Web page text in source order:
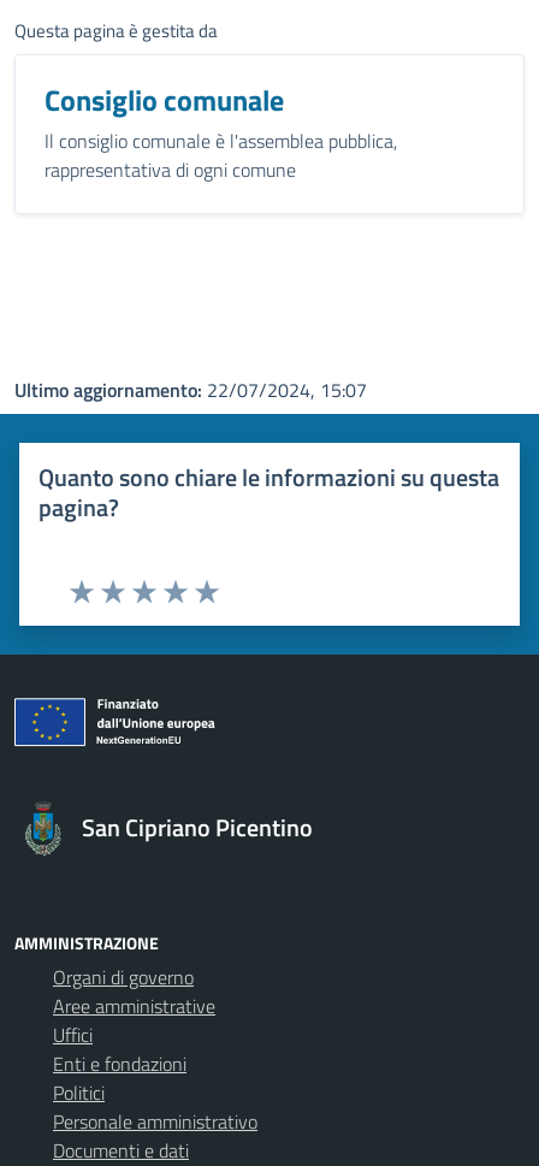
Questa pagina è gestita da
Consiglio comunale
Il consiglio comunale è l'assemblea pubblica,
rappresentativa di ogni comune
Ultimo aggiornamento: 22/07/2024, 15:07
Quanto sono chiare le informazioni su questa
pagina?
Valuta 5 stelle su 5
Valuta 4 stelle su 5
Valuta 3 stelle su 5
Valuta 2 stelle su 5
Valuta 1 stelle su 5
San Cipriano Picentino
AMMINISTRAZIONE
Organi di governo
Aree amministrative
Uffici
Enti e fondazioni
Politici
Personale amministrativo
Documenti e dati